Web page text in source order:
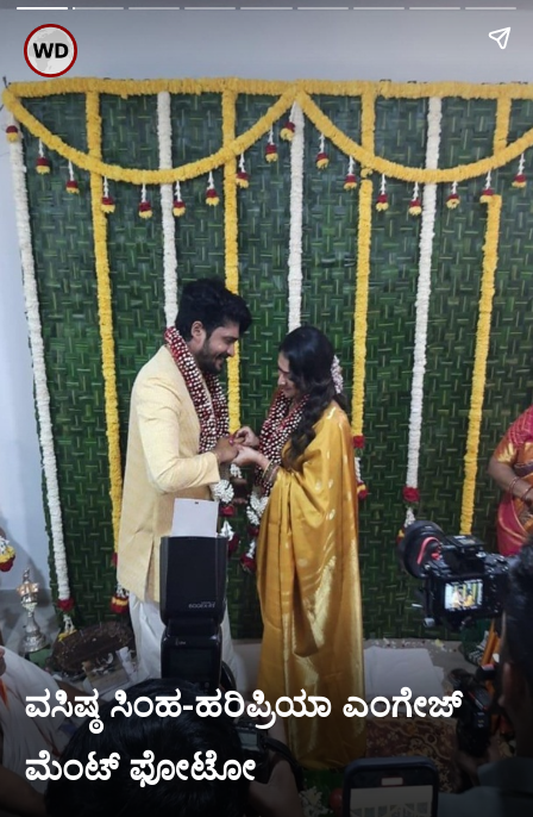
ವಸಿಷ್ಠ ಸಿಂಹ-ಹರಿಪ್ರಿಯಾ ಎಂಗೇಜ್
ಮೆಂಟ್ ಫೋಟೋ